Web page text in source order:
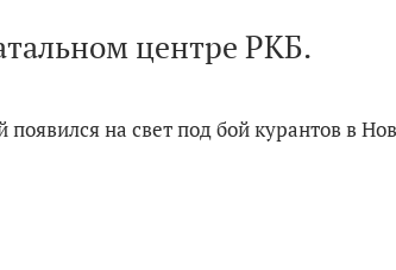
центре РКБ.
на свет под бой курантов в